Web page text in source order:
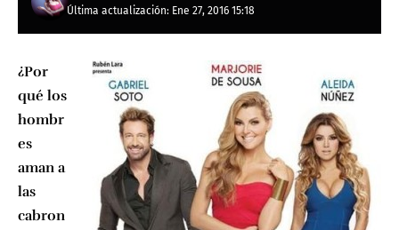
Última actualización: Ene 27, 2016 15:18
¿Por
qué los
hombr
es
aman a
las
cabron